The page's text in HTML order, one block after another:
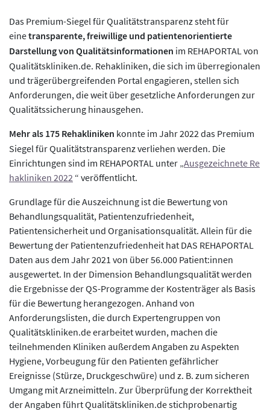
Das Premium-Siegel für Qualitätstransparenz steht für
einetransparente, freiwillige und patientenorientierte
Darstellung von Qualitätsinformationen im REHAPORTAL von
Qualitätskliniken.de. Rehakliniken, die sich im überregionalen
und trägerübergreifenden Portal engagieren, stellen sich
Anforderungen, die weit über gesetzliche Anforderungen zur
Qualitätssicherung hinausgehen.
Mehr als 175 Rehakliniken konnte im Jahr 2022 das Premium
Siegel für Qualitätstransparenz verliehen werden. Die
Einrichtungen sind im REHAPORTAL unter „Ausgezeichnete Re
hakliniken 2022 “ veröffentlicht.
Grundlage für die Auszeichnung ist die Bewertung von
Behandlungsqualität, Patientenzufriedenheit,
Patientensicherheit und Organisationsqualität. Allein für die
Bewertung der Patientenzufriedenheit hat DAS REHAPORTAL
Daten aus dem Jahr 2021 von über 56.000 Patient:innen
ausgewertet. In der Dimension Behandlungsqualität werden
die Ergebnisse der QS-Programme der Kostenträger als Basis
für die Bewertung herangezogen. Anhand von
Anforderungslisten, die durch Expertengruppen von
Qualitätskliniken.de erarbeitet wurden, machen die
teilnehmenden Kliniken außerdem Angaben zu Aspekten
Hygiene, Vorbeugung für den Patienten gefährlicher
Ereignisse (Stürze, Druckgeschwüre) und z. B. zum sicheren
Umgang mit Arzneimitteln. Zur Überprüfung der Korrektheit
der Angaben führt Qualitätskliniken.de stichprobenartig